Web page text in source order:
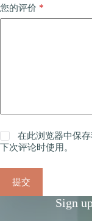
您的评价 *
在此浏览器中保
下次评论时使用。
提交
Sign